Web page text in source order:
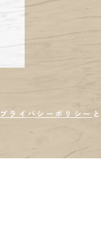
プライバシーポリシー と